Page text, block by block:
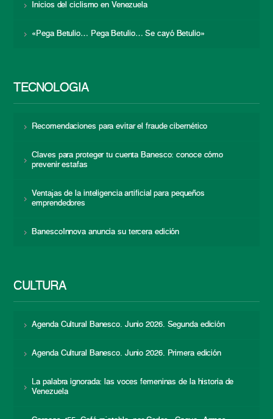
Inicios del ciclismo en Venezuela
«Pega Betulio… Pega Betulio… Se cayó Betulio»
TECNOLOGÍA
Recomendaciones para evitar el fraude cibernético
Claves para proteger tu cuenta Banesco: conoce cómo
prevenir estafas
Ventajas de la inteligencia artificial para pequeños
emprendedores
BanescoInnova anuncia su tercera edición
CULTURA
Agenda Cultural Banesco. Junio 2026. Segunda edición
Agenda Cultural Banesco. Junio 2026. Primera edición
La palabra ignorada: las voces femeninas de la historia de
Venezuela